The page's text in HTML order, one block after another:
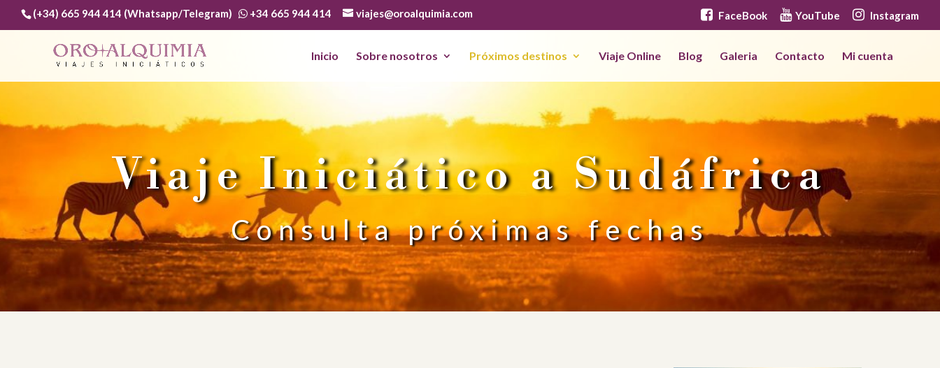
(+34) 665 944 414 (Whatsapp/Telegram) +34 665 944 414 viajes@oroalquimia.com FaceBook YouTube Instagram
Inicio Sobre nosotros Próximos destinos Viaje Online Blog Galeria Contacto Mi cuenta
Viaje Iniciático a Sudáfrica
Consulta próximas fechas